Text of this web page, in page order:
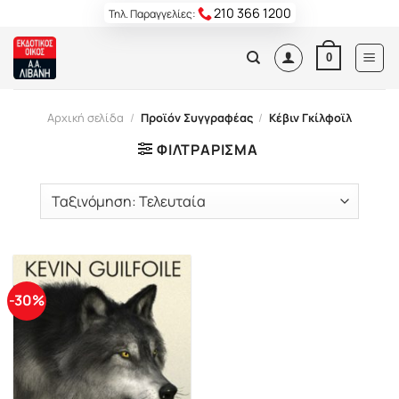
content
Τηλ. Παραγγελίες: 210 366 1200
0
Αρχική σελίδα / Προϊόν Συγγραφέας / Κέβιν Γκίλφοϊλ
ΦΙΛΤΡΆΡΙΣΜΑ
-30%